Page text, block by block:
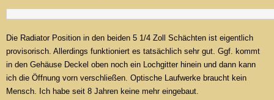
Die Radiator Position in den beiden 5 1/4 Zoll Schächten ist eigentlich
provisorisch. Allerdings funktioniert es tatsächlich sehr gut. Ggf. kommt
in den Gehäuse Deckel oben noch ein Lochgitter hinein und dann kann
ich die Öffnung vorn verschließen. Optische Laufwerke braucht kein
Mensch. Ich habe seit 8 Jahren keine mehr eingebaut.